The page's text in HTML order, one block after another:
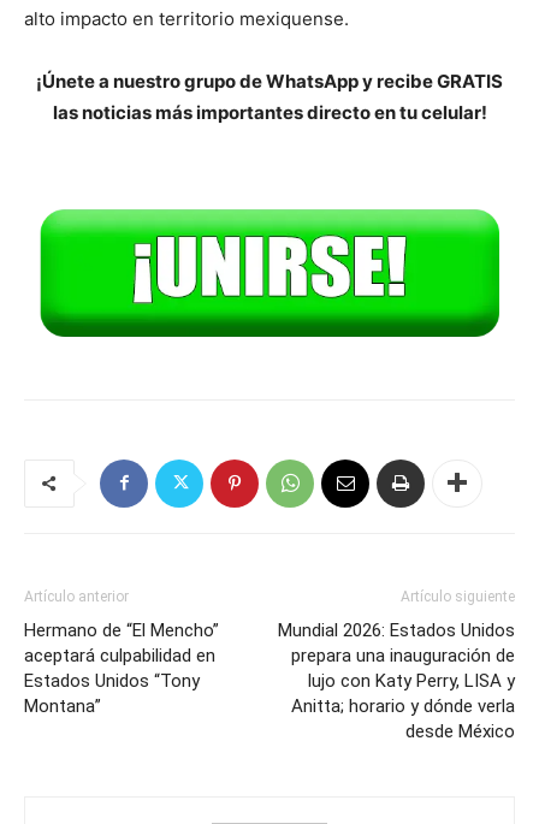
alto impacto en territorio mexiquense.
¡Únete a nuestro grupo de WhatsApp y recibe GRATIS
las noticias más importantes directo en tu celular!
Artículo anterior
Hermano de “El Mencho”
aceptará culpabilidad en
Estados Unidos “Tony
Montana”
Artículo siguiente
Mundial 2026: Estados Unidos
prepara una inauguración de
lujo con Katy Perry, LISA y
Anitta; horario y dónde verla
desde México